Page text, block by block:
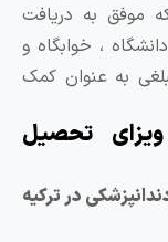
دریافت
خوابگاه و
کمک
تحصیل
در ترکیه